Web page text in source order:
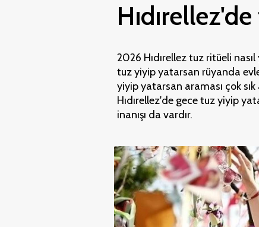
2026 Hıdırellez tuz ritüeli nasıl
tuz yiyip yatarsan rüyanda
yiyip yatarsan araması çok
Hıdırellez'de gece tuz yiyip
inanışı da vardır.